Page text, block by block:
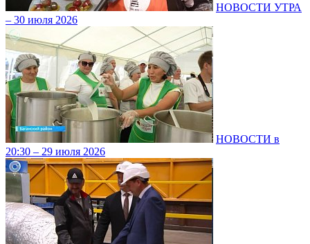
НОВОСТИ УТРА
– 30 июля 2026
НОВОСТИ в
20:30 – 29 июля 2026